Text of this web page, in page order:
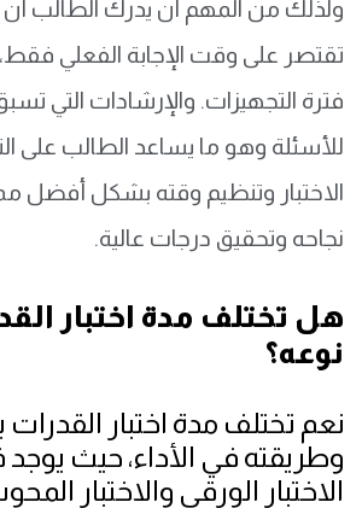
ولذلك من المهم أن يدرك الطالب أن
تقتصر على وقت الإجابة الفعلي
فترة التجهيزات. والإرشادات التي
للأسئلة وهو ما يساعد الطالب على
الاختبار وتنظيم وقته بشكل أفضل
نجاحه وتحقيق درجات عالية.
هل تختلف مدة اختبار
نوعه؟
نعم تختلف مدة اختبار
وطريقته في الأداء، حيث
الاختبار الورقي والاختبار